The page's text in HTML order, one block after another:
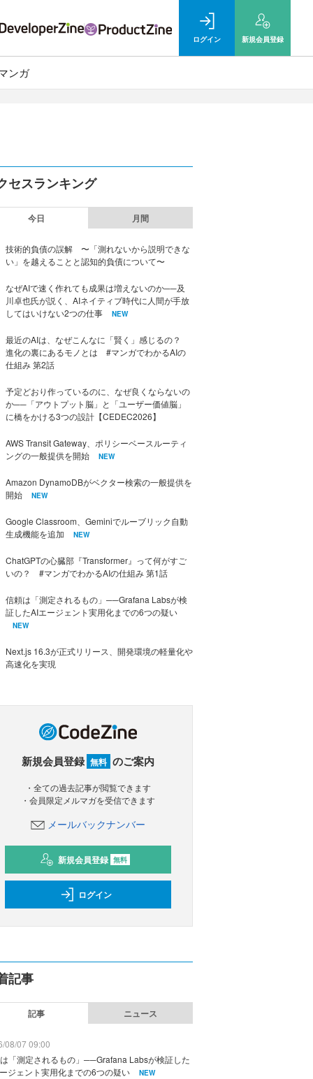
ログイン 新規会員登録
ンガ
セスランキング
今日 月間
技術的負債の誤解 〜「測れないから説明できな
い」を越えることと認知的負債について〜
なぜAIで速く作れても成果は増えないのか──及
川卓也氏が説く、AIネイティブ時代に人間が手放
してはいけない2つの仕事
NEW
最近のAIは、なぜこんなに「賢く」感じるの？
進化の裏にあるモノとは #マンガでわかるAIの
仕組み 第2話
予定どおり作っているのに、なぜ良くならないの
か──「アウトプット脳」と「ユーザー価値脳」
に橋をかける3つの設計【CEDEC2026】
AWS Transit Gateway、ポリシーベースルーティ
ングの一般提供を開始
NEW
Amazon DynamoDBがベクター検索の一般提供を
開始
NEW
Google Classroom、Geminiでルーブリック自動
生成機能を追加
NEW
ChatGPTの心臓部『Transformer』って何がすご
いの？ #マンガでわかるAIの仕組み 第1話
信頼は「測定されるもの」──Grafana Labsが検
証したAIエージェント実用化までの6つの疑い
NEW
Next.js 16.3が正式リリース、開発環境の軽量化や
高速化を実現
新規会員登録 無料 のご案内
・全ての過去記事が閲覧できます
・会員限定メルマガを受信できます
メールバックナンバー
新規会員登録 無料
ログイン
記事
記事 ニュース
08/07 09:00
「測定されるもの」──Grafana Labsが検証した
ジェント実用化までの6つの疑い
NEW